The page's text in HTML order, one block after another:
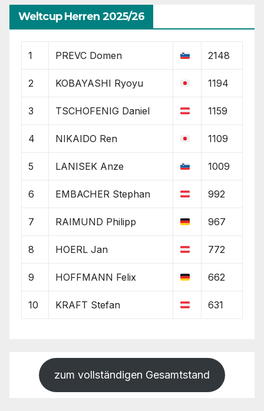
Weltcup Herren 2025/26
1 PREVC Domen 2148
2 KOBAYASHI Ryoyu 1194
3 TSCHOFENIG Daniel 1159
4 NIKAIDO Ren 1109
5 LANISEK Anze 1009
6 EMBACHER Stephan 992
7 RAIMUND Philipp 967
8 HOERL Jan 772
9 HOFFMANN Felix 662
10 KRAFT Stefan 631
zum vollständigen Gesamtstand